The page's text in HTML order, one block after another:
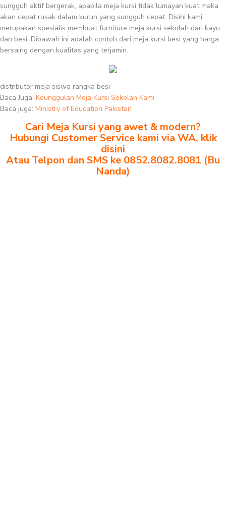
sungguh aktif bergerak, apabila meja kursi tidak lumayan kuat maka
akan cepat rusak dalam kurun yang sungguh cepat. Disini kami
merupakan spesialis membuat furniture meja kursi sekolah dari kayu
dan besi, Dibawah ini adalah contoh dari meja kursi besi yang harga
bersaing dengan kualitas yang terjamin.
distributor meja siswa rangka besi
Baca Juga: Keunggulan Meja Kursi Sekolah Kami
Baca juga: Ministry of Education Pakistan
Cari Meja Kursi yang awet & modern?
Hubungi Customer Service kami via WA, klik
disini
Atau Telpon dan SMS ke 0852.8082.8081 (Bu
Nanda)